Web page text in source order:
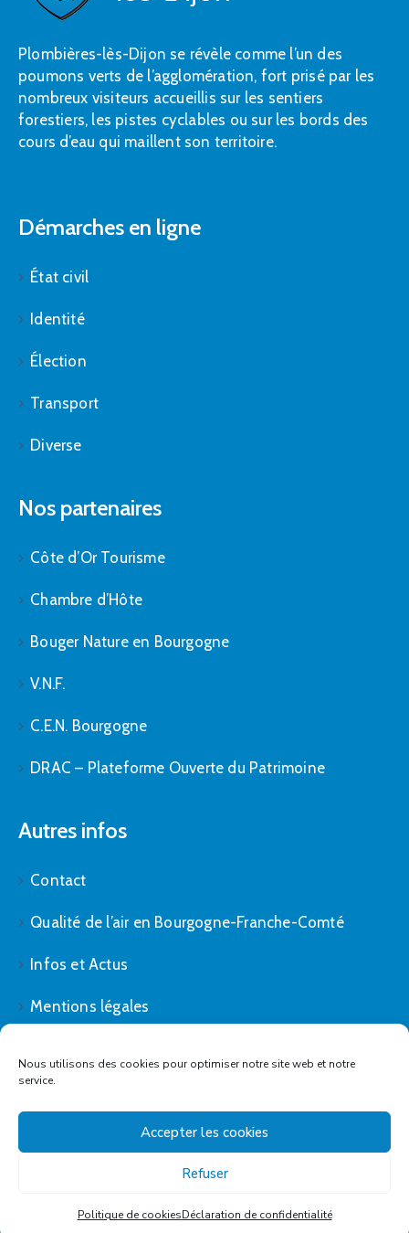
Nous utilisons des cookies pour optimiser notre site web et notre
service.
Accepter les cookies
Refuser
Politique de cookiesDéclaration de confidentialité
Plombières-lès-Dijon se révèle comme l’un des
poumons verts de l’agglomération, fort prisé par les
nombreux visiteurs accueillis sur les sentiers
forestiers, les pistes cyclables ou sur les bords des
cours d’eau qui maillent son territoire.
Démarches en ligne
État civil
Identité
Élection
Transport
Diverse
Nos partenaires
Côte d’Or Tourisme
Chambre d’Hôte
Bouger Nature en Bourgogne
V.N.F.
C.E.N. Bourgogne
DRAC – Plateforme Ouverte du Patrimoine
Autres infos
Contact
Qualité de l’air en Bourgogne-Franche-Comté
Infos et Actus
Mentions légales